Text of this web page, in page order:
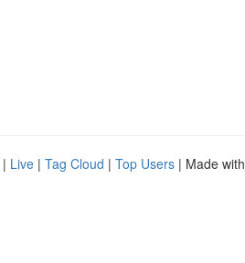
| Live | Tag Cloud | Top Users | Made with